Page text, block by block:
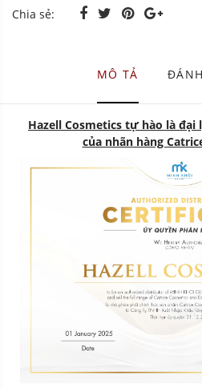
Chia sẻ:
MÔ TẢ
Hazell Cosmetics tự hào là
của nhãn hàng